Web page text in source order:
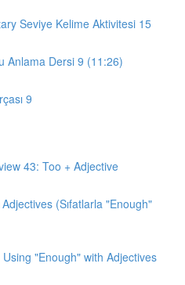
Seviye Kelime Aktivitesi 15
Anlama Dersi 9 (11:26)
9
43: Too + Adjective
(Sıfatlarla "Enough"
"Enough" with Adjectives